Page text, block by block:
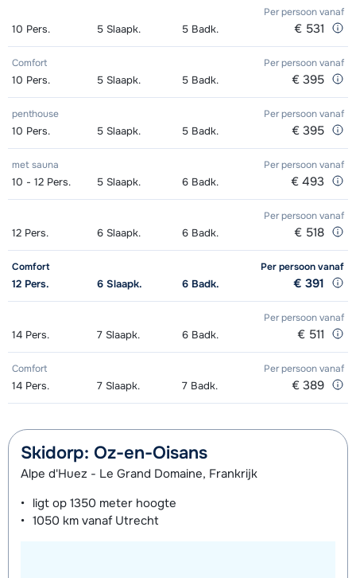
Stokken (8 dagen)
afhankelijk
van week
Zilver (Evolution) Ski's + Stokken (8
afhankelijk
van week
dagen)
afhankelijk
van week
dagen)
afhankelijk
van week
Mini Kid Ski's + Stokken + Schoenen
afhankelijk
Mini Kid Ski's + Stokken (8 dagen)
afhankelijk
van week
Mini Kid Schoenen (8 dagen)
afhankelijk
Per persoonvanaf
10 Pers. 5 Slaapk. 5 Badk. € 531
Comfort Per persoonvanaf
10 Pers. 5 Slaapk. 5 Badk. € 395
penthouse Per persoonvanaf
10 Pers. 5 Slaapk. 5 Badk. € 395
met sauna Per persoonvanaf
10 - 12 Pers. 5 Slaapk. 6 Badk. € 493
Per persoonvanaf
12 Pers. 6 Slaapk. 6 Badk. € 518
Comfort Per persoonvanaf
12 Pers. 6 Slaapk. 6 Badk. € 391
Per persoonvanaf
14 Pers. 7 Slaapk. 6 Badk. € 511
Comfort Per persoonvanaf
14 Pers. 7 Slaapk. 7 Badk. € 389
Skidorp: Oz-en-Oisans
Alpe d'Huez - Le Grand Domaine, Frankrijk
ligt op 1350 meter hoogte
1050 km vanaf Utrecht